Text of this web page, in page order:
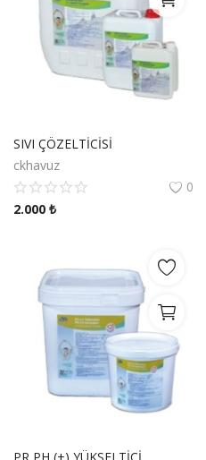
SIVI ÇÖZELTİCİSİ
ckhavuz
0
2.000 ₺